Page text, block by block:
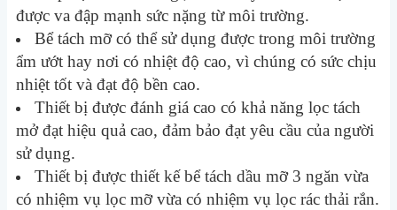
được va đập mạnh sức nặng từ môi trường.
Bể tách mỡ có thể sử dụng được trong môi trường
ẩm ướt hay nơi có nhiệt độ cao, vì chúng có sức chịu
nhiệt tốt và đạt độ bền cao.
Thiết bị được đánh giá cao có khả năng lọc tách
mở đạt hiệu quả cao, đảm bảo đạt yêu cầu của người
sử dụng.
Thiết bị được thiết kế bể tách dầu mỡ 3 ngăn vừa
có nhiệm vụ lọc mỡ vừa có nhiệm vụ lọc rác thải rắn.